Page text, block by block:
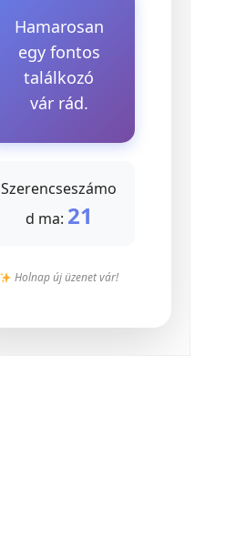
Hamarosan
egy fontos
találkozó
vár rád.
Szerencseszámo
d ma: 21
Holnap új üzenet vár!